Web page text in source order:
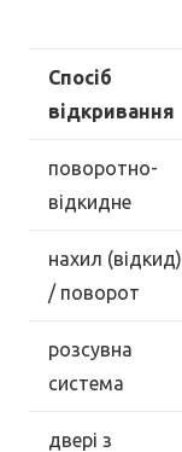
Спосіб
відкривання
поворотно-
відкидне
нахил (відкид)
/ поворот
розсувна
система
двері з